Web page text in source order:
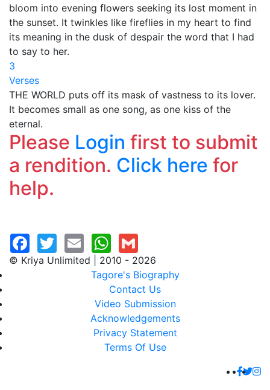
bloom into evening flowers seeking its lost moment in
the sunset. It twinkles like fireflies in my heart to find
its meaning in the dusk of despair the word that I had
to say to her.
3
Verses
THE WORLD puts off its mask of vastness to its lover.
It becomes small as one song, as one kiss of the
eternal.
Please Login first to submit
a rendition. Click here for
help.
© Kriya Unlimited | 2010 - 2026
Tagore's Biography
Contact Us
Video Submission
Acknowledgements
Privacy Statement
Terms Of Use